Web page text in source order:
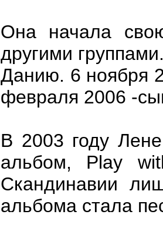
Она начала
другими
Данию. 6 ноября
февраля 2006 -
В 2003 году
альбом, Play
Скандинавии
альбома стала